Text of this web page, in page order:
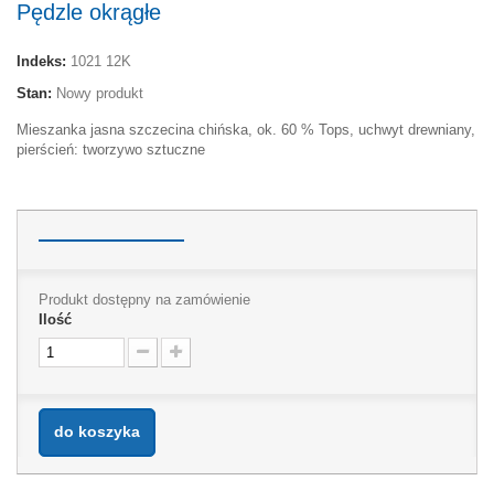
Pędzle okrągłe
Indeks: 1021 12K
Stan: Nowy produkt
Mieszanka jasna szczecina chińska, ok. 60 % Tops, uchwyt drewniany,
pierścień: tworzywo sztuczne
Produkt dostępny na zamówienie
Ilość
do koszyka